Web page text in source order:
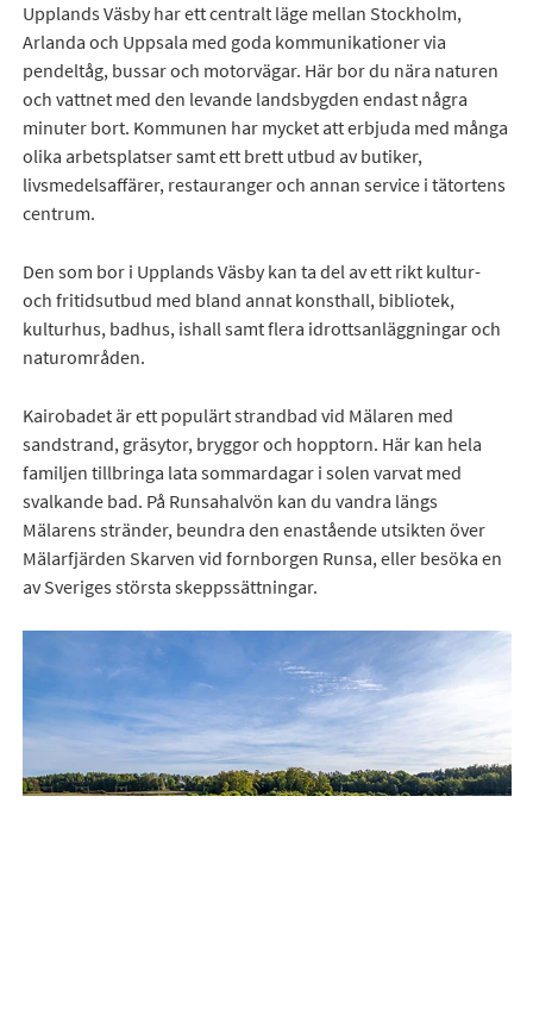
Upplands Väsby har ett centralt läge mellan Stockholm,
Arlanda och Uppsala med goda kommunikationer via
pendeltåg, bussar och motorvägar. Här bor du nära naturen
och vattnet med den levande landsbygden endast några
minuter bort. Kommunen har mycket att erbjuda med många
olika arbetsplatser samt ett brett utbud av butiker,
livsmedelsaffärer, restauranger och annan service i tätortens
centrum.
Den som bor i Upplands Väsby kan ta del av ett rikt kultur-
och fritidsutbud med bland annat konsthall, bibliotek,
kulturhus, badhus, ishall samt flera idrottsanläggningar och
naturområden.
Kairobadet är ett populärt strandbad vid Mälaren med
sandstrand, gräsytor, bryggor och hopptorn. Här kan hela
familjen tillbringa lata sommardagar i solen varvat med
svalkande bad. På Runsahalvön kan du vandra längs
Mälarens stränder, beundra den enastående utsikten över
Mälarfjärden Skarven vid fornborgen Runsa, eller besöka en
av Sveriges största skeppssättningar.